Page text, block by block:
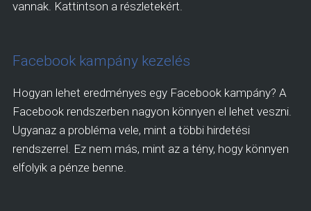
vannak. Kattintson a részletekért.
Facebook kampány kezelés
Hogyan lehet eredményes egy Facebook kampány? A
Facebook rendszerben nagyon könnyen el lehet veszni.
Ugyanaz a probléma vele, mint a többi hirdetési
rendszerrel. Ez nem más, mint az a tény, hogy könnyen
elfolyik a pénze benne.